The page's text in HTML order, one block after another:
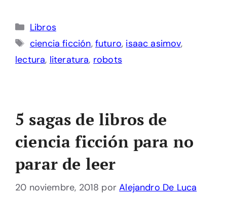
Categorías
Libros
Etiquetas
ciencia ficción, futuro, isaac asimov,
lectura, literatura, robots
5 sagas de libros de
ciencia ficción para no
parar de leer
20 noviembre, 2018 porAlejandro De Luca